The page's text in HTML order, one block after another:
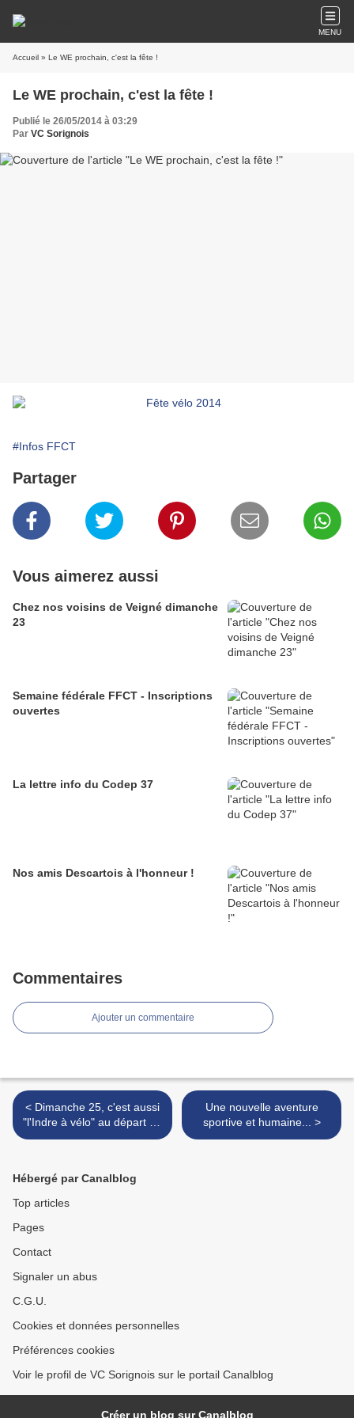
MENU
Accueil » Le WE prochain, c'est la fête !
Le WE prochain, c'est la fête !
Publié le 26/05/2014 à 03:29
Par VC Sorignois
#Infos FFCT
Partager
Vous aimerez aussi
Chez nos voisins de Veigné dimanche
23
Semaine fédérale FFCT - Inscriptions
ouvertes
La lettre info du Codep 37
Nos amis Descartois à l'honneur !
Commentaires
Ajouter un commentaire
< Dimanche 25, c'est aussi
"l'Indre à vélo" au départ de
Montbazon et VTT à Ste
Une nouvelle aventure
sportive et humaine... >
Hébergé par Canalblog
Top articles
Pages
Contact
Signaler un abus
C.G.U.
Cookies et données personnelles
Préférences cookies
Voir le profil de VC Sorignois sur le portail Canalblog
Créer un blog sur Canalblog